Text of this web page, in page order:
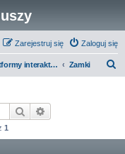
Zaloguj się
Zarejestruj się
Platformy interaktywne - Zakon Templariuszy Zamki
Szukaj
1